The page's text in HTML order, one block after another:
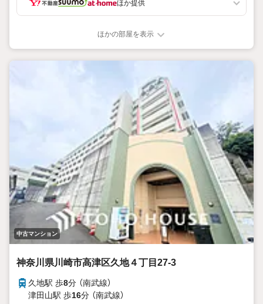
条件もそろっており、ご家族で長く暮らしやすい住まい
・最上階！陽当り・通風・眺望良好
・WICなど全居室収納完備
・長尾小学校 徒歩約6分（約350m）
ご希望日時を第2希望まで送信→日程調整いたします。
ローン/住替えも同時相談可能です（お子様連れOK・オンライ
ン可能）
【営業時間 9:00-19:00】定休日:なし（年末年始を除く）
上記時間はお電話が繋がりやすくなっております。ぜひお気
軽にご連絡下さい！
現地を見学される場合は「室内・現地を見学する（無料）」ボタ
ンより
ご希望の日時をご記入いただけますとスムーズにご案内が可
能です。
ほか提供
ほかの部屋を表示
中古マンション
神奈川県川崎市高津区久地４丁目27-3
久地駅 歩8分 （南武線）
津田山駅 歩16分 （南武線）